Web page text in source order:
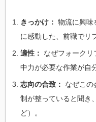
きっかけ： 物流に興味
に感動した、前職でリ
適性：
なぜフォーク
中力が必要な作業が自
志向の合致：
なぜこの
制が整っていると聞き
ど）。